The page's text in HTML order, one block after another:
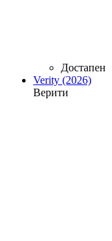
Достапен
Verity (2026)
Верити